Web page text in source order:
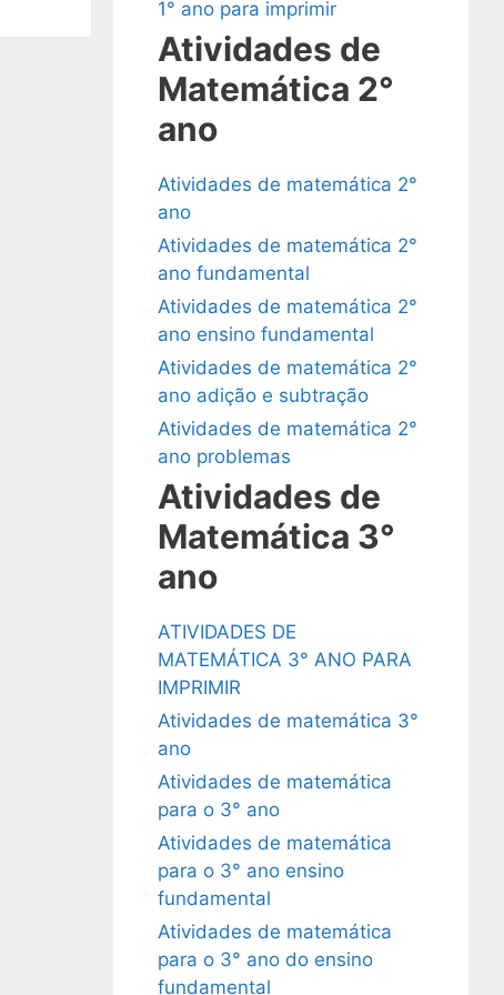
1° ano para imprimir
Atividades de
Matemática 2°
ano
Atividades de matemática 2°
ano
Atividades de matemática 2°
ano fundamental
Atividades de matemática 2°
ano ensino fundamental
Atividades de matemática 2°
ano adição e subtração
Atividades de matemática 2°
ano problemas
Atividades de
Matemática 3°
ano
ATIVIDADES DE
MATEMÁTICA 3° ANO PARA
IMPRIMIR
Atividades de matemática 3°
ano
Atividades de matemática
para o 3° ano
Atividades de matemática
para o 3° ano ensino
fundamental
Atividades de matemática
para o 3° ano do ensino
fundamental